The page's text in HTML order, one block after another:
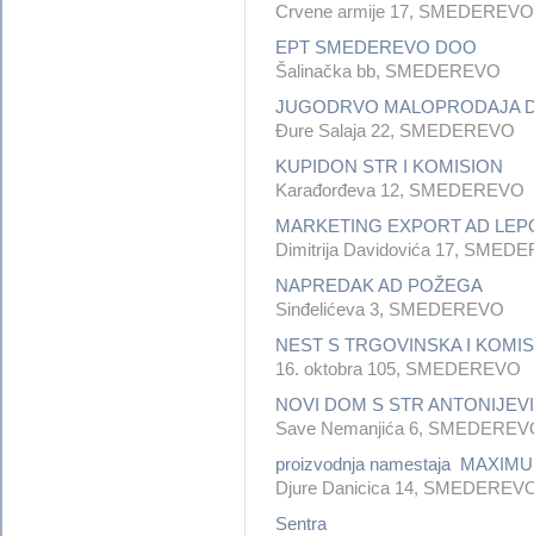
Crvene armije 17, SMEDEREVO
EPT SMEDEREVO DOO
Šalinačka bb, SMEDEREVO
JUGODRVO MALOPRODAJA
Đure Salaja 22, SMEDEREVO
KUPIDON STR I KOMISION
Karađorđeva 12, SMEDEREVO
MARKETING EXPORT AD
Dimitrija Davidovića 17,
NAPREDAK AD POŽEGA
Sinđelićeva 3, SMEDEREVO
NEST S TRGOVINSKA I
16. oktobra 105, SMEDEREVO
NOVI DOM S STR
Save Nemanjića 6,
proizvodnja namestaja
Djure Danicica 14,
Sentra